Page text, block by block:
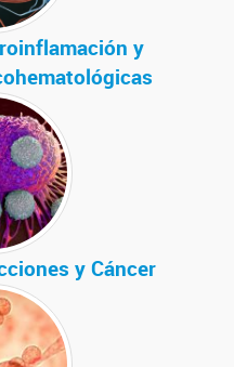
y
y Cáncer